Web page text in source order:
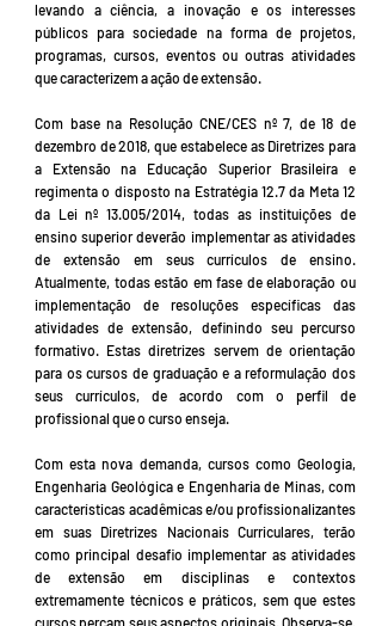
levando a ciência, a inovação e os interesses
públicos para sociedade na forma de projetos,
programas, cursos, eventos ou outras atividades
que caracterizem a ação de extensão.
Com base na Resolução CNE/CES nº 7, de 18 de
dezembro de 2018, que estabelece as Diretrizes para
a Extensão na Educação Superior Brasileira e
regimenta o disposto na Estratégia 12.7 da Meta 12
da Lei nº 13.005/2014, todas as instituições de
ensino superior deverão implementar as atividades
de extensão em seus currículos de ensino.
Atualmente, todas estão em fase de elaboração ou
implementação de resoluções específicas das
atividades de extensão, definindo seu percurso
formativo. Estas diretrizes servem de orientação
para os cursos de graduação e a reformulação dos
seus currículos, de acordo com o perfil de
profissional que o curso enseja.
Com esta nova demanda, cursos como Geologia,
Engenharia Geológica e Engenharia de Minas, com
características acadêmicas e/ou profissionalizantes
em suas Diretrizes Nacionais Curriculares, terão
como principal desafio implementar as atividades
de extensão em disciplinas e contextos
extremamente técnicos e práticos, sem que estes
cursos percam seus aspectos originais. Observa-se,